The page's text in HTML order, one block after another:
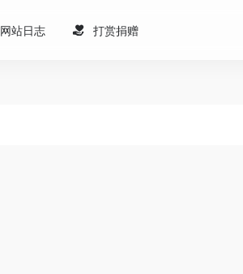
网站日志 打赏捐赠